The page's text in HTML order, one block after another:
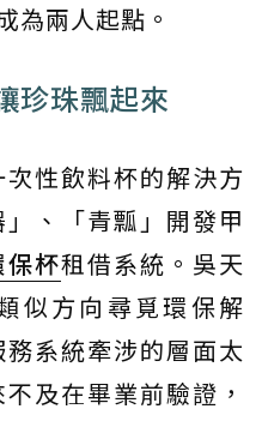
為兩人起點。
珍珠飄起來
性飲料杯的解決方
、「青瓢」開發甲
保杯租借系統。吳天
似方向尋覓環保解
系統牽涉的層面太
及在畢業前驗證，